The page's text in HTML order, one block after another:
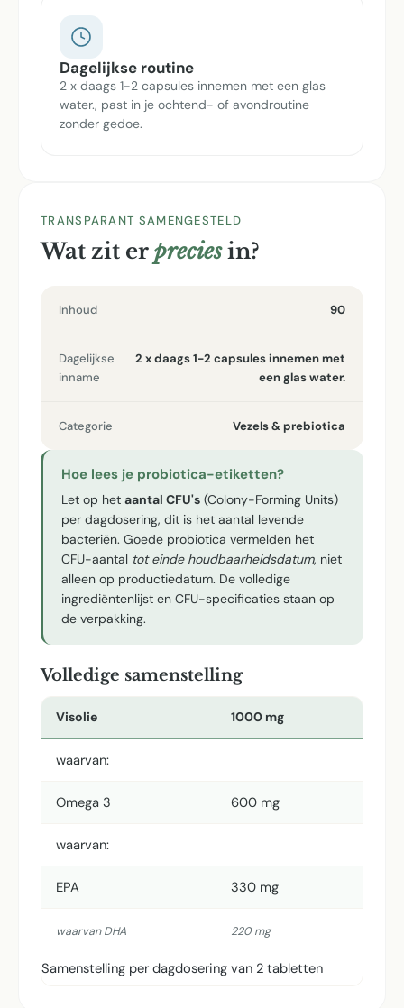
Dagelijkse routine
2 x daags 1-2 capsules innemen met een glas
water., past in je ochtend- of avondroutine
zonder gedoe.
TRANSPARANT SAMENGESTELD
Wat zit er preciesin?
Inhoud 90
Dagelijkse
inname
2 x daags 1-2 capsules innemen met
een glas water.
Categorie Vezels & prebiotica
Hoe lees je probiotica-etiketten?
Let op het aantal CFU's (Colony-Forming Units)
per dagdosering, dit is het aantal levende
bacteriën. Goede probiotica vermelden het
CFU-aantal tot einde houdbaarheidsdatum, niet
alleen op productiedatum. De volledige
ingrediëntenlijst en CFU-specificaties staan op
de verpakking.
Volledige samenstelling
Samenstelling per dagdosering van 2 tabletten
Visolie 1000 mg
waarvan:
Omega 3 600 mg
waarvan:
EPA 330 mg
waarvan DHA 220 mg